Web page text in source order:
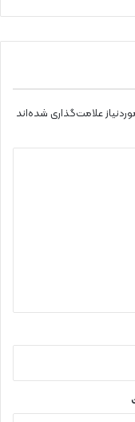
علامت‌گذاری شده‌اند